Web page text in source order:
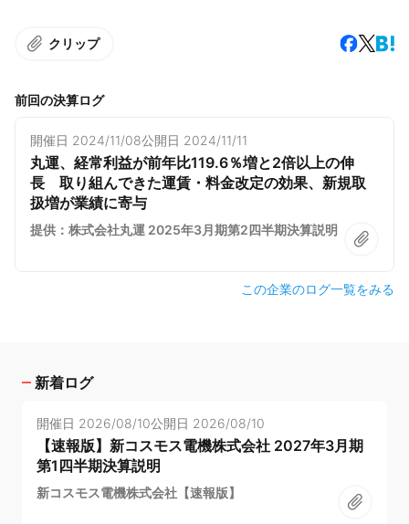
クリップ
前回の決算ログ
開催日 2024/11/08公開日 2024/11/11
丸運、経常利益が前年比119.6％増と2倍以上の伸
長 取り組んできた運賃・料金改定の効果、新規取
扱増が業績に寄与
提供：株式会社丸運 2025年3月期第2四半期決算説明
この企業のログ一覧をみる
新着ログ
開催日 2026/08/10公開日 2026/08/10
【速報版】新コスモス電機株式会社 2027年3月期
第1四半期決算説明
新コスモス電機株式会社【速報版】